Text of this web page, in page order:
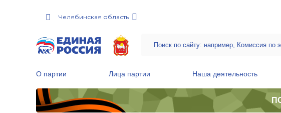
Челябинская область
О партии Лица партии Наша деятельность